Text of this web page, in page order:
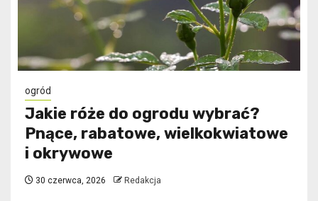
ogród
Jakie róże do ogrodu wybrać?
Pnące, rabatowe, wielkokwiatowe
i okrywowe
30 czerwca, 2026 Redakcja